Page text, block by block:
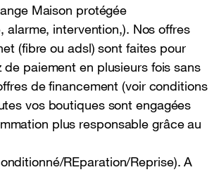
Maison protégée
alarme, intervention,). Nos offres
(fibre ou adsl) sont faites pour
de paiement en plusieurs fois sans
de financement (voir conditions
vos boutiques sont engagées
plus responsable grâce au
REparation/Reprise). A